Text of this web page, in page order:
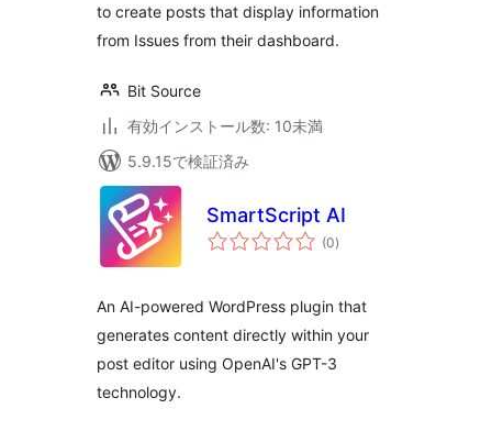
to create posts that display information
from Issues from their dashboard.
Bit Source
有効インストール数: 10未満
5.9.15で検証済み
SmartScript AI
(0個
の)
An AI-powered WordPress plugin that
generates content directly within your
post editor using OpenAI's GPT-3
technology.